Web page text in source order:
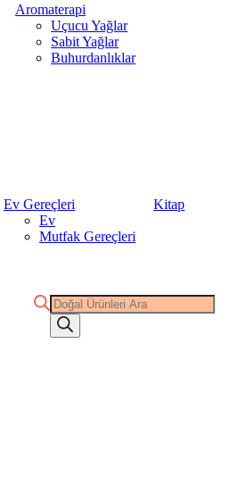
Aromaterapi
Uçucu Yağlar
Sabit Yağlar
Buhurdanlıklar
Ev Gereçleri
Ev
Mutfak Gereçleri
Kitap
Products
search